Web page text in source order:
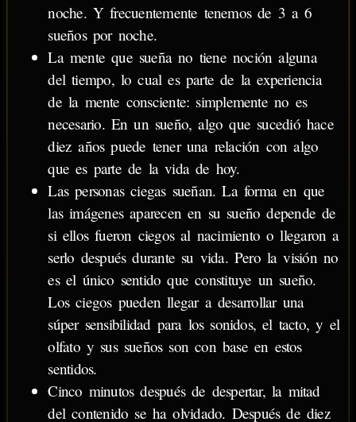
noche. Y frecuentemente tenemos de 3 a 6
sueños por noche.
La mente que sueña no tiene noción alguna
del tiempo, lo cual es parte de la experiencia
de la mente consciente: simplemente no es
necesario. En un sueño, algo que sucedió hace
diez años puede tener una relación con algo
que es parte de la vida de hoy.
Las personas ciegas sueñan. La forma en que
las imágenes aparecen en su sueño depende de
si ellos fueron ciegos al nacimiento o llegaron a
serlo después durante su vida. Pero la visión no
es el único sentido que constituye un sueño.
Los ciegos pueden llegar a desarrollar una
súper sensibilidad para los sonidos, el tacto, y el
olfato y sus sueños son con base en estos
sentidos.
Cinco minutos después de despertar, la mitad
del contenido se ha olvidado. Después de diez